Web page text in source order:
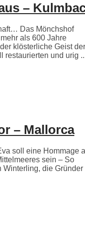
–
Das Mönchshof
als 600 Jahre
klösterliche Geist der
restaurierten und urig
– Mallorca
soll eine Hommage
sein – So
die Gründer